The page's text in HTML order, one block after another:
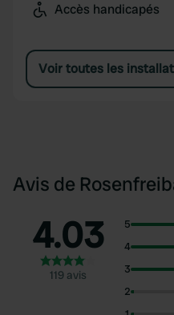
Accès handicapés
Voir toutes les
Avis de
4.03
119 avis
5
4
3
2